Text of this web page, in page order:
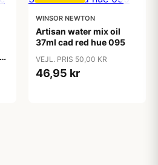
WINSOR NEWTON
Artisan water mix oil
37ml cad red hue 095
VEJL. PRIS 50,00 KR
46,95 kr